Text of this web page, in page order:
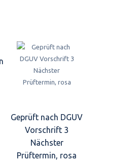
Geprüft nach DGUV
Vorschrift 3
Nächster
Prüftermin, rosa